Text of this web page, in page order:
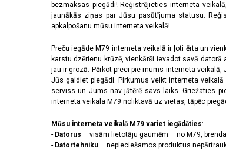
bezmaksas piegādi! Reģistrējieties interneta
jaunākās ziņas par Jūsu pasūtījuma statusu.
apkalpošanu mūsu interneta veikalā!
Preču iegāde M79 interneta veikalā ir ļoti ērta un
karstu dzērienu krūzē, vienkārši ievadot savā
jau ir grozā. Pērkot preci pie mums interneta
Jūs gaidiet piegādi. Pirkumus veikt interneta
serviss un Jums nav jātērē savs laiks. Griežaties
interneta veikala M79 noliktavā uz vietas, tāpēc
Mūsu interneta veikalā M79 variet iegādāties:
- Datorus – visām lietotāju gaumēm – no M79,
- Datortehniku – nepieciešamos produktus